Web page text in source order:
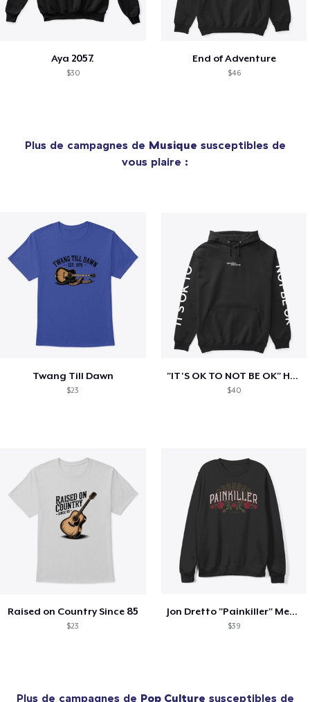
Aya 2057.
$30
End of Adventure
$46
Plus de campagnes de Musique susceptibles de
vous plaire :
Twang Till Dawn
$23
"IT'S OK TO NOT BE OK" Hoodie (BP LOGO)
$40
Raised on Country Since 85
$23
Jon Dretto "Painkiller" Merch Collection
$39
Plus de campagnes de Pop Culture susceptibles de